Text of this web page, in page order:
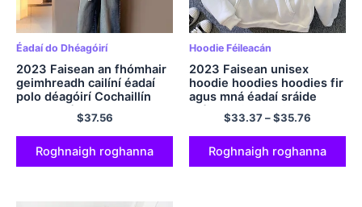
Éadaí do Dhéagóirí
2023 Faisean an fhómhair
geimhreadh cailíní éadaí
polo déagóirí Cochaillín
Bunny Cló Sweatshirts
bairr gúnaí te T-léine páistí
5 9 7 12 bhliain
$37.56
Roghnaigh roghanna
Hoodie Féileacán
2023 Faisean unisex
hoodie hoodies hoodies fir
agus mná éadaí sráide
sráide bairr harajuku
$33.37–$35.76
Roghnaigh roghanna